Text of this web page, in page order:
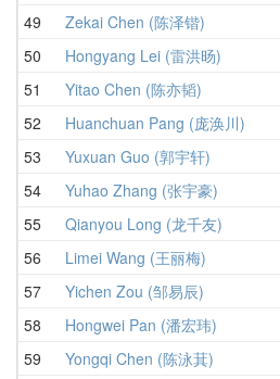
49 Zekai Chen (陈泽锴)
50 Hongyang Lei (雷洪旸)
51 Yitao Chen (陈亦韬)
52 Huanchuan Pang (庞涣川)
53 Yuxuan Guo (郭宇轩)
54 Yuhao Zhang (张宇豪)
55 Qianyou Long (龙千友)
56 Limei Wang (王丽梅)
57 Yichen Zou (邹易辰)
58 Hongwei Pan (潘宏玮)
59 Yongqi Chen (陈泳萁)